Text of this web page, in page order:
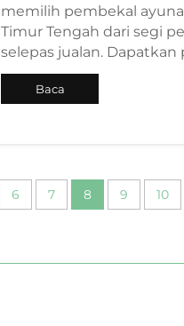
memilih pembekal
Timur Tengah dari segi
selepas jualan. Dapatkan
Baca
6 7 8 9 10